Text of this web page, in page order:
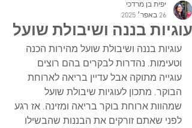
עוגיות בננה ושיבולת שועל
יפית בן מרדכי
26 באפר׳ 2025
עוגיות בננה ושיבולת שועל מהירות הכנה
וטעימות. נהדרות לבקרים בהם רוצים
עוגייה מתוקה אבל עדיין בריאה לארוחת
הבוקר. מתכון לעוגיות שיבולת שועל
שמהוות ארוחת בוקר בריאה ומזינה. אז רגע
לפני שאתם זורקים את הבננות שהבשילו